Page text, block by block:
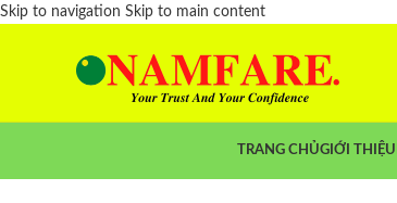
Skip to navigation Skip to main content
TRANG CHỦGIỚI THIỆU